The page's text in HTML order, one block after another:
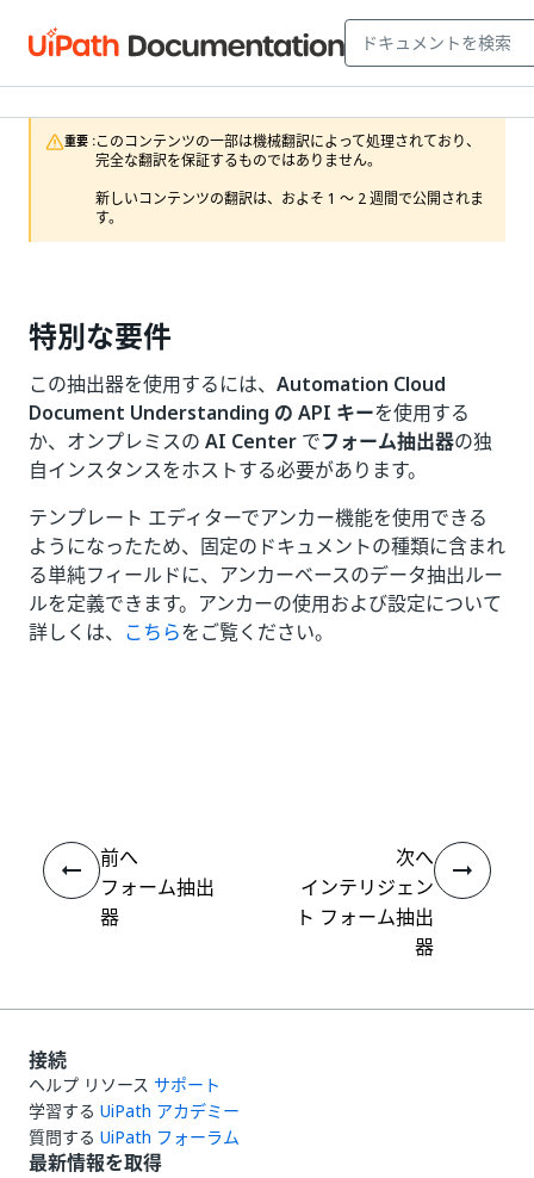
重要 :このコンテンツの一部は機械翻訳によって処理されており、
完全な翻訳を保証するものではありません。
新しいコンテンツの翻訳は、およそ 1 ～ 2 週間で公開されま
す。
特別な要件
この抽出器を使用するには、 Automation Cloud
Document Understanding の API キーを使用する
か、オンプレミスの AI Center でフォーム抽出器の独
自インスタンスをホストする必要があります。
テンプレート エディターでアンカー機能を使用できる
ようになったため、固定のドキュメントの種類に含まれ
る単純フィールドに、アンカーベースのデータ抽出ルー
ルを定義できます。アンカーの使用および設定について
詳しくは、 こちらをご覧ください。
前へ
フォーム抽出
器
次へ
インテリジェン
ト フォーム抽出
器
接続
ヘルプ リソース サポート
学習する UiPath アカデミー
質問する UiPath フォーラム
最新情報を取得